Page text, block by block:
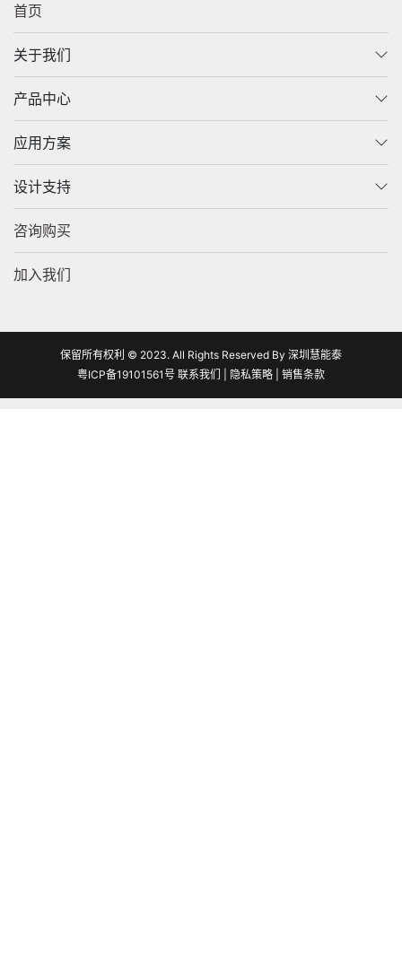
首页
关于我们
产品中心
应用方案
设计支持
咨询购买
加入我们
保留所有权利 © 2023. All Rights Reserved By 深圳慧能泰
粤ICP备19101561号 联系我们 隐私策略 销售条款